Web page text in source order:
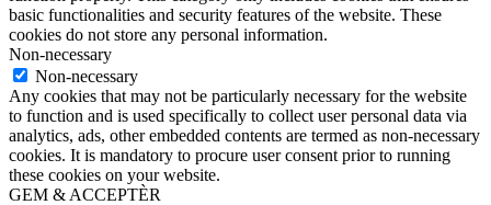
basic functionalities and security features of the website. These
cookies do not store any personal information.
Non-necessary
Non-necessary
Any cookies that may not be particularly necessary for the website
to function and is used specifically to collect user personal data via
analytics, ads, other embedded contents are termed as non-necessary
cookies. It is mandatory to procure user consent prior to running
these cookies on your website.
GEM & ACCEPTÈR